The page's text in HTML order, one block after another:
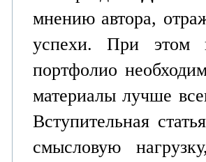
мнению автора,
успехи. При этом
портфолио
материалы лучше
Вступительная
смысловую